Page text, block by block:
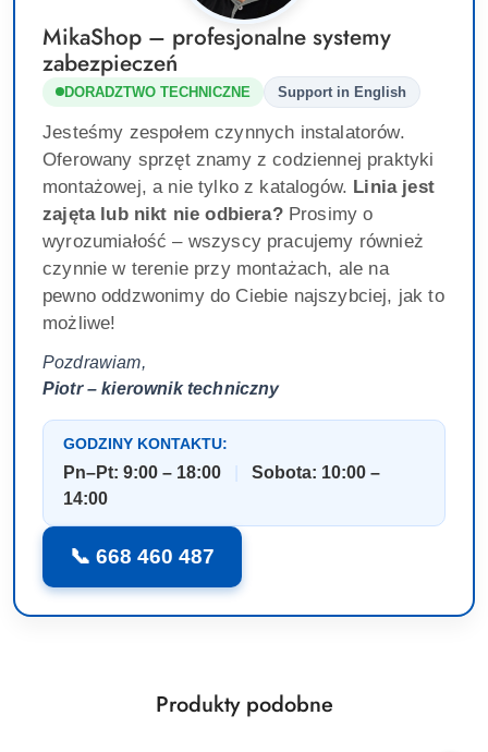
MikaShop – profesjonalne systemy
zabezpieczeń
DORADZTWO TECHNICZNE Support in English
Jesteśmy zespołem czynnych instalatorów.
Oferowany sprzęt znamy z codziennej praktyki
montażowej, a nie tylko z katalogów. Linia jest
zajęta lub nikt nie odbiera?Prosimy o
wyrozumiałość – wszyscy pracujemy również
czynnie w terenie przy montażach, ale na
pewno oddzwonimy do Ciebie najszybciej, jak to
możliwe!
Pozdrawiam,
Piotr – kierownik techniczny
GODZINY KONTAKTU:
Pn–Pt: 9:00 – 18:00
Sobota: 10:00 –
14:00
📞 668 460 487
Pomiń karuzelę produktów
Produkty
Produkty podobne